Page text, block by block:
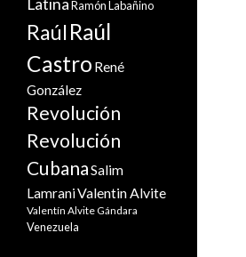
LatinaRamón Labañino
RaúlRaúl
Castro René
González
Revolución
Revolución
CubanaSalim
LamraniValentin Alvite
Valentín Alvite Gándara
Venezuela